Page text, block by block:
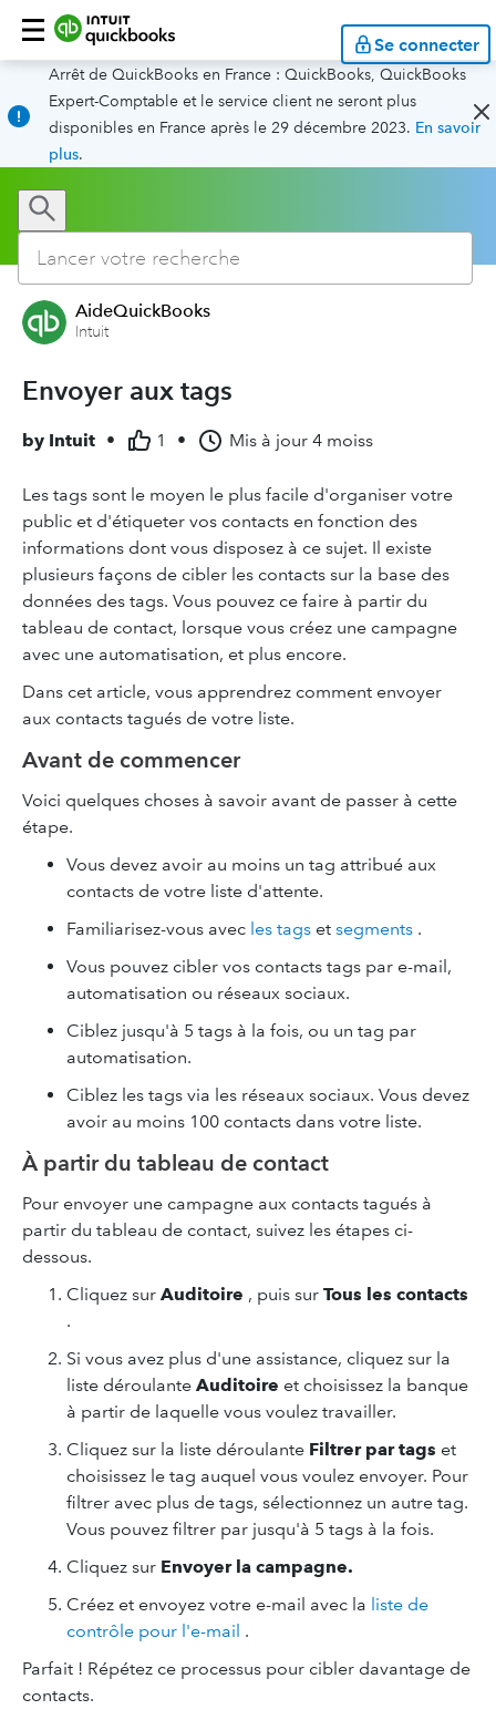
Se connecter
Arrêt de QuickBooks en France : QuickBooks, QuickBooks
Expert-Comptable et le service client ne seront plus
disponibles en France après le 29 décembre 2023. En savoir
plus.
AideQuickBooks
Intuit
Envoyer aux tags
by Intuit • 1 • Mis à jour 4 moiss
Les tags sont le moyen le plus facile d'organiser votre
public et d'étiqueter vos contacts en fonction des
informations dont vous disposez à ce sujet. Il existe
plusieurs façons de cibler les contacts sur la base des
données des tags. Vous pouvez ce faire à partir du
tableau de contact, lorsque vous créez une campagne
avec une automatisation, et plus encore.
Dans cet article, vous apprendrez comment envoyer
aux contacts tagués de votre liste.
Avant de commencer
Voici quelques choses à savoir avant de passer à cette
étape.
Vous devez avoir au moins un tag attribué aux
contacts de votre liste d'attente.
Familiarisez-vous avec les tags et segments .
Vous pouvez cibler vos contacts tags par e-mail,
automatisation ou réseaux sociaux.
Ciblez jusqu'à 5 tags à la fois, ou un tag par
automatisation.
Ciblez les tags via les réseaux sociaux. Vous devez
avoir au moins 100 contacts dans votre liste.
À partir du tableau de contact
Pour envoyer une campagne aux contacts tagués à
partir du tableau de contact, suivez les étapes ci-
dessous.
Cliquez sur Auditoire , puis sur Tous les contacts
.
Si vous avez plus d'une assistance, cliquez sur la
liste déroulante Auditoire et choisissez la banque
à partir de laquelle vous voulez travailler.
Cliquez sur la liste déroulante Filtrer par tags et
choisissez le tag auquel vous voulez envoyer. Pour
filtrer avec plus de tags, sélectionnez un autre tag.
Vous pouvez filtrer par jusqu'à 5 tags à la fois.
Cliquez sur Envoyer la campagne.
Créez et envoyez votre e-mail avec la liste de
contrôle pour l'e-mail .
Parfait ! Répétez ce processus pour cibler davantage de
contacts.